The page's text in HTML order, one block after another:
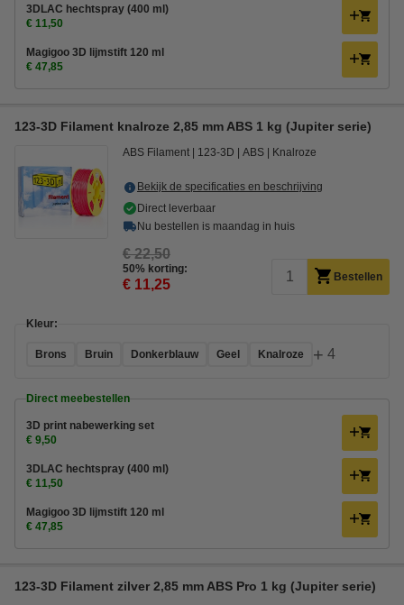
3DLAC hechtspray (400 ml)
€ 11,50
Magigoo 3D lijmstift 120 ml
€ 47,85
123-3D Filament knalroze 2,85 mm ABS 1 kg (Jupiter serie)
ABS Filament 123-3D ABS Knalroze
Bekijk de specificaties en beschrijving
Direct leverbaar
Nu bestellen is maandag in huis
€ 22,50
50% korting:
€ 11,25 Bestellen
Kleur:
Brons Bruin Donkerblauw Geel Knalroze + 4
Direct meebestellen
3D print nabewerking set
€ 9,50
3DLAC hechtspray (400 ml)
€ 11,50
Magigoo 3D lijmstift 120 ml
€ 47,85
123-3D Filament zilver 2,85 mm ABS Pro 1 kg (Jupiter serie)